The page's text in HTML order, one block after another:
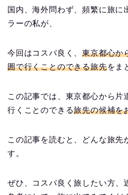
国内、海外問わず、頻繁に旅に
ラーの私が、
今回はコスパ良く、東京都心か
囲で行くことのできる旅先をま
この記事では、東京都心から片
行くことのできる旅先の候補を
この記事を読むと、どんな旅先
す。
ぜひ、コスパ良く旅したい方、